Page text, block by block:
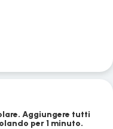
Aggiungere tutti
per 1 minuto.